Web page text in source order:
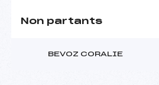
Non partants
BEVOZ CORALIE